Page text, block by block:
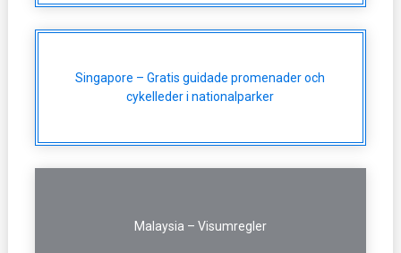
Singapore – Gratis guidade promenader och
cykelleder i nationalparker
Malaysia – Visumregler